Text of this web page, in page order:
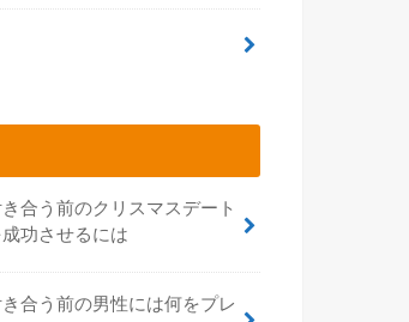
合う前のクリスマスデート
成功させるには
合う前の男性には何をプレ